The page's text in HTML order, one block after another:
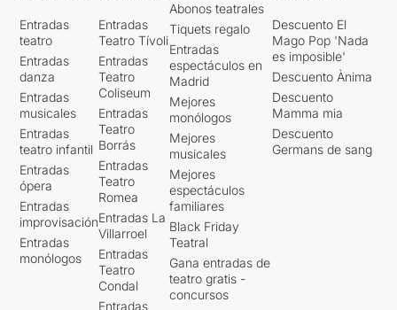
Entradas
teatro
Entradas
danza
Entradas
musicales
Entradas
teatro infantil
Entradas
ópera
Entradas
improvisación
Entradas
monólogos
Entradas
Teatro Tívoli
Entradas
Teatro
Coliseum
Entradas
Teatro
Borrás
Entradas
Teatro
Romea
Entradas La
Villarroel
Entradas
Teatro
Condal
Entradas
Abonos teatrales
Tiquets regalo
Entradas
espectáculos en
Madrid
Mejores
monólogos
Mejores
musicales
Mejores
espectáculos
familiares
Black Friday
Teatral
Gana entradas de
teatro gratis -
concursos
Descuento El
Mago Pop 'Nada
es imposible'
Descuento Ànima
Descuento
Mamma mia
Descuento
Germans de sang